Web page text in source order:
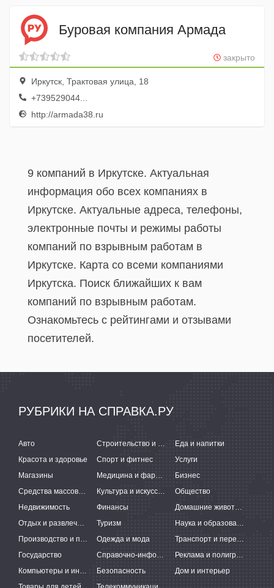
Буровая компания Армада
закрыто
Иркутск, Трактовая улица, 18
+739529044...
http://armada38.ru
9 компаний в Иркутске. Актуальная
информация обо всех компаниях в
Иркутске. Актуальные адреса, телефоны,
электронные почты и режимы работы
компаний по взрывным работам в
Иркутске. Карта со всеми компаниями
Иркутска. Поиск ближайших к вам
компаний по взрывным работам.
Ознакомьтесь с рейтингами и отзывами
посетителей.
РУБРИКИ НА СПРАВКА.РУ
Авто Строительство и ремонт
Еда и напитки
Красота и здоровье
Спорт и фитнес
Услуги
Магазины
Медицина и фармацевтика
Бизнес
Средства массовой информации
Культура и искусство
Общество
Недвижимость
Финансы
Домашние животные
Отдых и развлечения
Туризм
Наука и образование
Производство и поставки
Одежда и мода
Транспорт и перевозки
Государство
Справочно-информационные системы
Реклама и полиграфия
Компьютеры и интернет
Безопасность
Дом и интерьер